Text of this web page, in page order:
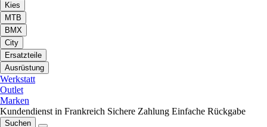
Kies
MTB
BMX
City
Ersatzteile
Ausrüstung
Werkstatt
Outlet
Marken
Kundendienst in Frankreich Sichere Zahlung Einfache Rückgabe
Suchen